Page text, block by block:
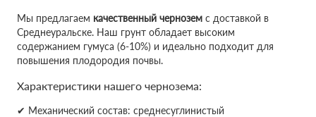
Мы предлагаем качественный чернозем с доставкой в
Среднеуральске. Наш грунт обладает высоким
содержанием гумуса (6-10%) и идеально подходит для
повышения плодородия почвы.
Характеристики нашего чернозема:
✔ Механический состав: среднесуглинистый